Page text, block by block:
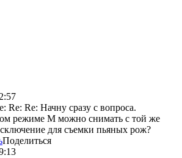
Re: Re: Начну сразу с вопроса.
режиме М можно снимать с той же
для съемки пьяных рож?
Поделиться